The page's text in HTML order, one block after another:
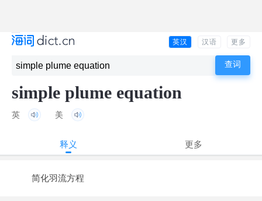
英汉 汉语 更多
simple plume equation
英 美
释义 更多
简化羽流方程